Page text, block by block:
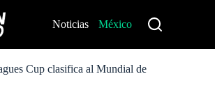
Noticias México
Cup clasifica al Mundial de